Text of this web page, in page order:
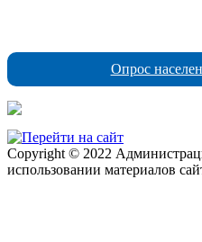
Опрос
Copyright © 2022
использовании материалов